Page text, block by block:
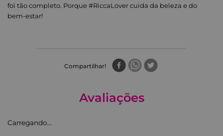
foi tão completo. Porque #RiccaLover cuida da beleza e do
bem-estar!
Compartilhar
Avaliações
Carregando…